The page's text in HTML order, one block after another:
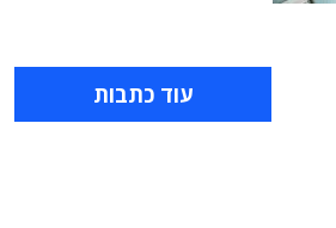
עוד כתבות